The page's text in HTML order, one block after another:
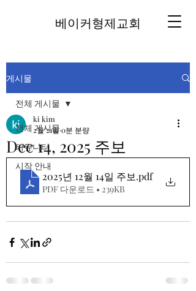
베이커형제교회
게시물
전체 게시물
커뮤니티
시작 안내
전체 게시물
Dec 14, 2025 주보
ki kim
2월 21일0분 분량
2025년 12월 14일 주보.pdf
PDF 다운로드 • 239KB